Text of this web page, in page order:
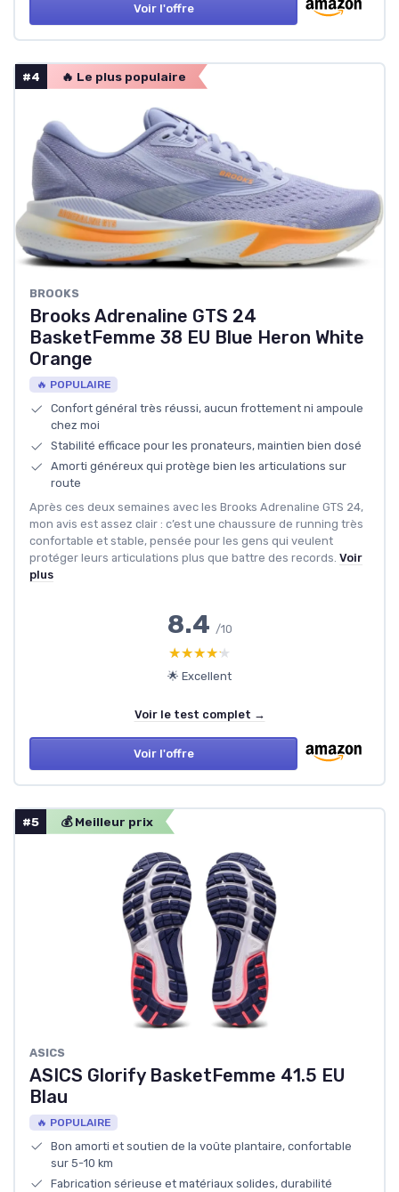
Voir l'offre
#4 🔥 Le plus populaire
BROOKS
Brooks Adrenaline GTS 24
BasketFemme 38 EU Blue Heron White
Orange
🔥 POPULAIRE
Confort général très réussi, aucun frottement ni ampoule
chez moi
Stabilité efficace pour les pronateurs, maintien bien dosé
Amorti généreux qui protège bien les articulations sur
route
Après ces deux semaines avec les Brooks Adrenaline GTS 24,
mon avis est assez clair : c’est une chaussure de running très
confortable et stable, pensée pour les gens qui veulent
protéger leurs articulations plus que battre des records. Voir
plus
8.4 /10
★★★★★
★★★★★
🌟 Excellent
Voir le test complet →
Voir l'offre
#5 💰 Meilleur prix
ASICS
ASICS Glorify BasketFemme 41.5 EU
Blau
🔥 POPULAIRE
Bon amorti et soutien de la voûte plantaire, confortable
sur 5-10 km
Fabrication sérieuse et matériaux solides, durabilité